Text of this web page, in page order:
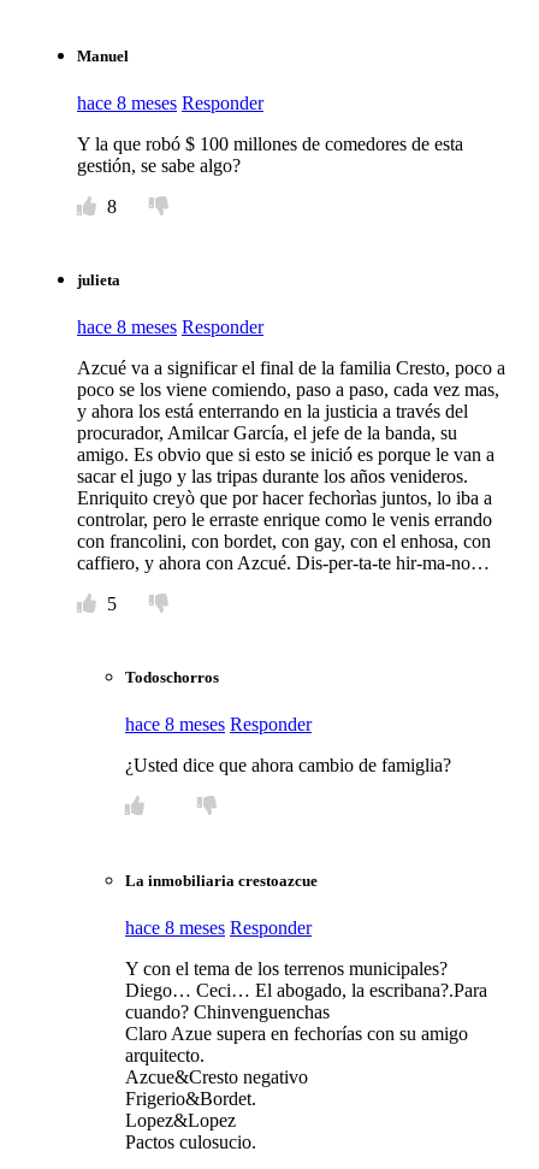
Manuel
hace 8 meses Responder
Y la que robó $ 100 millones de comedores de esta
gestión, se sabe algo?
8
julieta
hace 8 meses Responder
Azcué va a significar el final de la familia Cresto, poco a
poco se los viene comiendo, paso a paso, cada vez mas,
y ahora los está enterrando en la justicia a través del
procurador, Amilcar García, el jefe de la banda, su
amigo. Es obvio que si esto se inició es porque le van a
sacar el jugo y las tripas durante los años venideros.
Enriquito creyò que por hacer fechorìas juntos, lo iba a
controlar, pero le erraste enrique como le venis errando
con francolini, con bordet, con gay, con el enhosa, con
caffiero, y ahora con Azcué. Dis-per-ta-te hir-ma-no…
5
Todoschorros
hace 8 meses Responder
¿Usted dice que ahora cambio de famiglia?
La inmobiliaria crestoazcue
hace 8 meses Responder
Y con el tema de los terrenos municipales?
Diego… Ceci… El abogado, la escribana?.Para
cuando? Chinvenguenchas
Claro Azue supera en fechorías con su amigo
arquitecto.
Azcue&Cresto negativo
Frigerio&Bordet.
Lopez&Lopez
Pactos culosucio.